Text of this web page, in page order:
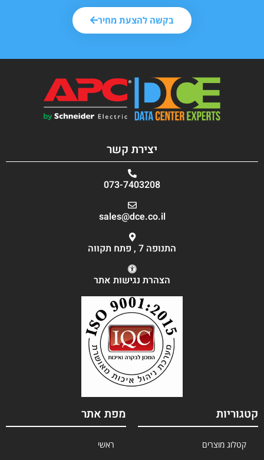
בקשה להצעת מחיר
יצירת קשר
073-7403208
sales@dce.co.il
הצהרת נגישות אתר
מפת אתר